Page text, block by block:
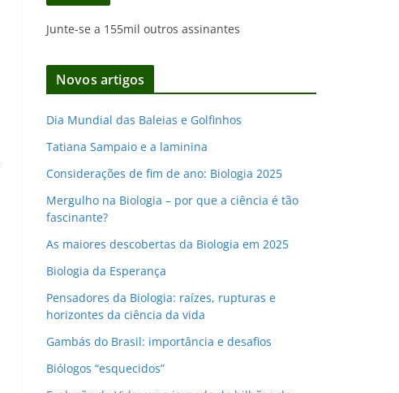
e
ç
d
e
a
i
Junte-se a 155mil outros assinantes
Novos artigos
Dia Mundial das Baleias e Golfinhos
Tatiana Sampaio e a laminina
Considerações de fim de ano: Biologia 2025
Mergulho na Biologia – por que a ciência é tão
fascinante?
As maiores descobertas da Biologia em 2025
Biologia da Esperança
Pensadores da Biologia: raízes, rupturas e
horizontes da ciência da vida
Gambás do Brasil: importância e desafios
Biólogos “esquecidos”